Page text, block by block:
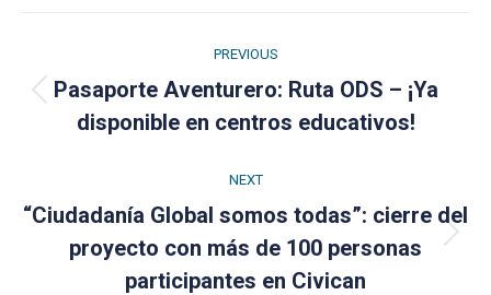
navigation
PREVIOUS
Previous
post:
Pasaporte Aventurero: Ruta ODS – ¡Ya
disponible en centros educativos!
NEXT
Next
post:
“Ciudadanía Global somos todas”: cierre del
proyecto con más de 100 personas
participantes en Civican